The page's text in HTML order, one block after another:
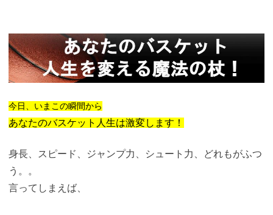
今日、いまこの瞬間から
あなたのバスケット人生は激変します！
身長、スピード、ジャンプ力、シュート力、どれもがふつ
う。。
言ってしまえば、